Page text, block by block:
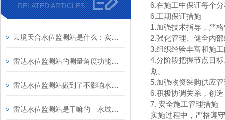
RELATED ARTICLES
6.在施工中保证每个
6.工期保证措施
1.加强技术指导，严
2.强化管理、健全内
3.组织经验丰富和施
4.分阶段把握节点目
划。
5.加强物资采购供应
6.积极协调关系，创
7. 安全施工管理措施
实施过程中，严格遵